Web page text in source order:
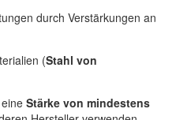
durch Verstärkungen an
(Stahl von
Stärke von mindestens